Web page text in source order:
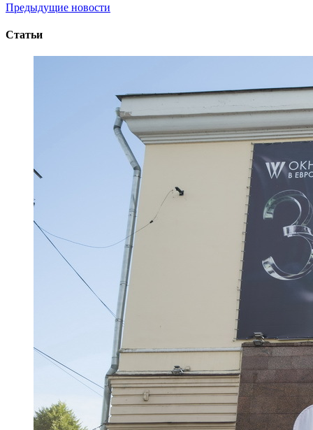
Предыдущие новости
Статьи